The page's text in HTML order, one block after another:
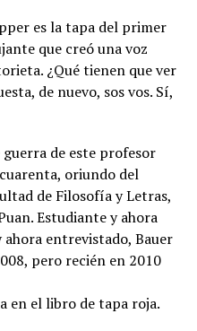
es la tapa del primer
que creó una voz
¿Qué tienen que ver
de nuevo, sos vos. Sí,
de este profesor
oriundo del
de Filosofía y Letras,
Estudiante y ahora
entrevistado, Bauer
pero recién en 2010
en el libro de tapa roja.